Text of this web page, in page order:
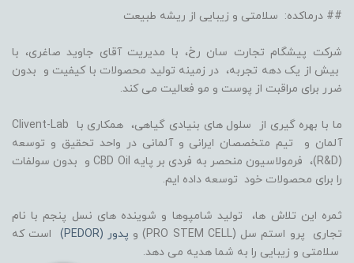
## درماکده: سلامتی و زیبایی از ریشه طبیعت
شرکت پیشگام تجارت سان رخ، با مدیریت آقای جاوید صاغری، با
بیش از یک دهه تجربه، در زمینه تولید محصولات با کیفیت و بدون
ضرر برای مراقبت از پوست و مو فعالیت می کند.
ما با بهره گیری از سلول های بنیادی گیاهی، همکاری با Clivent-Lab
آلمان و تیم متخصصان ایرانی و آلمانی در واحد تحقیق و توسعه
(R&D)، فرمولاسیون منحصر به فردی بر پایه CBD Oil و بدون سولفات
را برای محصولات خود توسعه داده ایم.
ثمره این تلاش ها، تولید شامپوها و شوینده های نسل پنجم با نام
تجاری پرو استم سل (PRO STEM CELL) و
پدور (PEDOR)
است که
سلامتی و زیبایی را به شما هدیه می دهد.